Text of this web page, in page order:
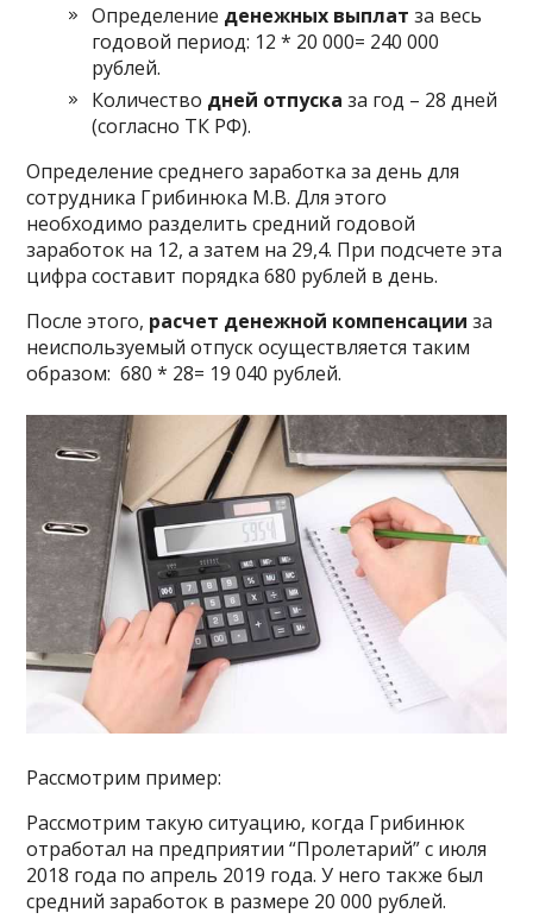
Определение денежных выплат за весь
годовой период: 12 * 20 000= 240 000
рублей.
Количество дней отпуска за год – 28 дней
(согласно ТК РФ).
Определение среднего заработка за день для
сотрудника Грибинюка М.В. Для этого
необходимо разделить средний годовой
заработок на 12, а затем на 29,4. При подсчете эта
цифра составит порядка 680 рублей в день.
После этого, расчет денежной компенсации за
неиспользуемый отпуск осуществляется таким
образом: 680 * 28= 19 040 рублей.
Рассмотрим пример:
Рассмотрим такую ситуацию, когда Грибинюк
отработал на предприятии “Пролетарий” с июля
2018 года по апрель 2019 года. У него также был
средний заработок в размере 20 000 рублей.